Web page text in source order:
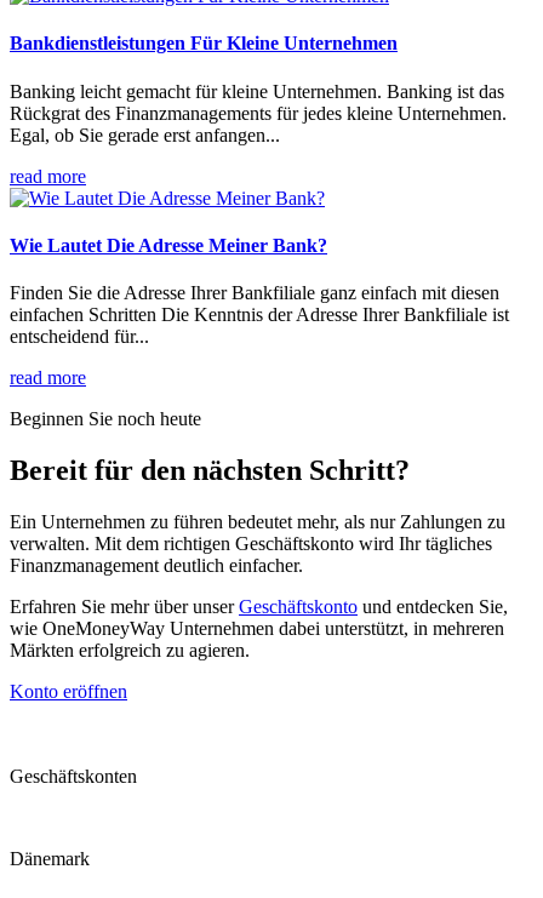
Bankdienstleistungen Für Kleine Unternehmen
Banking leicht gemacht für kleine Unternehmen. Banking ist das
Rückgrat des Finanzmanagements für jedes kleine Unternehmen.
Egal, ob Sie gerade erst anfangen...
read more
Wie Lautet Die Adresse Meiner Bank?
Finden Sie die Adresse Ihrer Bankfiliale ganz einfach mit diesen
einfachen Schritten Die Kenntnis der Adresse Ihrer Bankfiliale ist
entscheidend für...
read more
Beginnen Sie noch heute
Bereit für den nächsten Schritt?
Ein Unternehmen zu führen bedeutet mehr, als nur Zahlungen zu
verwalten. Mit dem richtigen Geschäftskonto wird Ihr tägliches
Finanzmanagement deutlich einfacher.
Erfahren Sie mehr über unserGeschäftskonto und entdecken Sie,
wie OneMoneyWay Unternehmen dabei unterstützt, in mehreren
Märkten erfolgreich zu agieren.
Konto eröffnen
Geschäftskonten
Dänemark